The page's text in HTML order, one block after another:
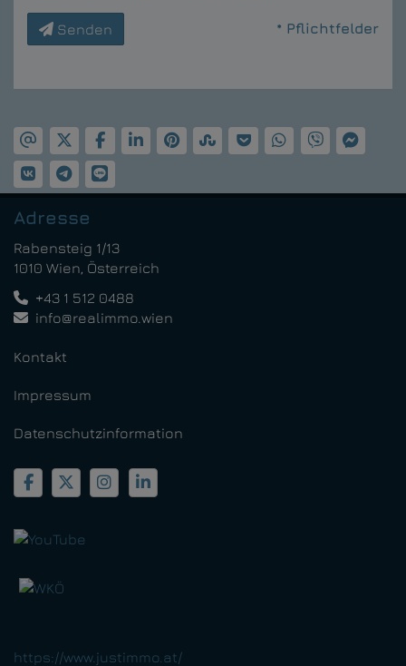
Senden * Pflichtfelder
Adresse
Rabensteig 1/13
1010 Wien, Österreich
+43 1 512 0488
info@realimmo.wien
Kontakt
Impressum
Datenschutzinformation
https://www.justimmo.at/